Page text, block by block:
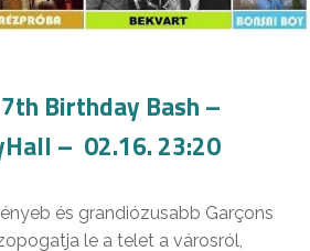
Birthday Bash –
– 02.16. 23:20
és grandiózusabb Garçons
le a telet a városról,